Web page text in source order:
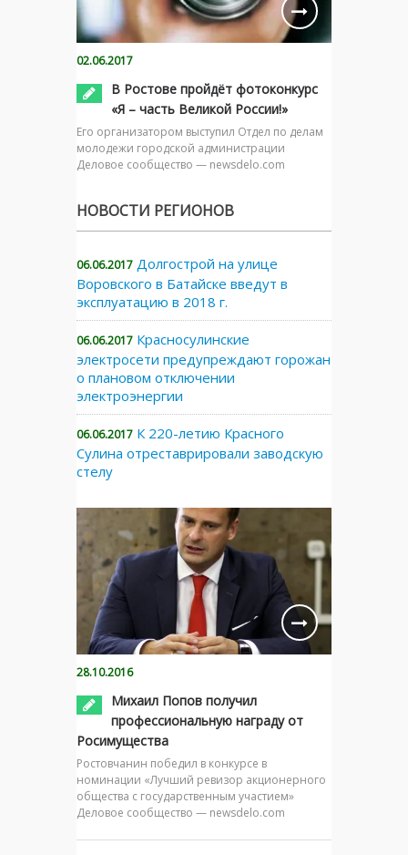
02.06.2017
В Ростове пройдёт фотоконкурс
«Я – часть Великой России!»
Его организатором выступил Отдел по делам
молодежи городской администрации
Деловое сообщество — newsdelo.com
НОВОСТИ РЕГИОНОВ
06.06.2017 Долгострой на улице
Воровского в Батайске введут в
эксплуатацию в 2018 г.
06.06.2017 Красносулинские
электросети предупреждают горожан
о плановом отключении
электроэнергии
06.06.2017 К 220-летию Красного
Сулина отреставрировали заводскую
стелу
28.10.2016
Михаил Попов получил
профессиональную награду от
Росимущества
Ростовчанин победил в конкурсе в
номинации «Лучший ревизор акционерного
общества с государственным участием»
Деловое сообщество — newsdelo.com